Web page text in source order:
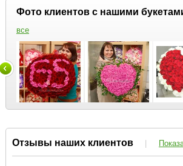
Фото клиентов с нашими
все
Отзывы наших клиентов |